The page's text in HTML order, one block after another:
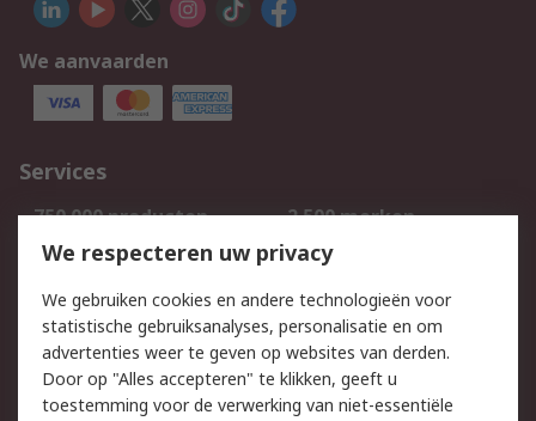
We aanvaarden
Services
750.000 producten
2.500 merken
Bestellen
Inkoopoplossingen
Track & Trace
Wettelijk
We respecteren uw privacy
We gebruiken cookies en andere technologieën voor
statistische gebruiksanalyses, personalisatie en om
advertenties weer te geven op websites van derden.
Door op "Alles accepteren" te klikken, geeft u
toestemming voor de verwerking van niet-essentiële